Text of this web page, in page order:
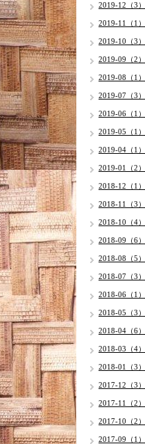
2019-12（3）
2019-11（1）
2019-10（3）
2019-09（2）
2019-08（1）
2019-07（3）
2019-06（1）
2019-05（1）
2019-04（1）
2019-01（2）
2018-12（1）
2018-11（3）
2018-10（4）
2018-09（6）
2018-08（5）
2018-07（3）
2018-06（1）
2018-05（3）
2018-04（6）
2018-03（4）
2018-01（3）
2017-12（3）
2017-11（2）
2017-10（2）
2017-09（1）